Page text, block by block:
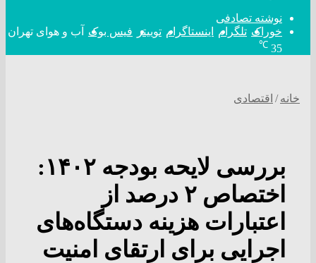
نوشته تصادفی
خوراک تلگرام اینستاگرام توییتر فیس بوک
آب و هوای تهران
35
℃
خانه / اقتصادی
بررسی لایحه بودجه ۱۴۰۲:
اختصاص ۲ درصد از
اعتبارات هزینه دستگاه‌های
اجرایی برای ارتقای امنیت